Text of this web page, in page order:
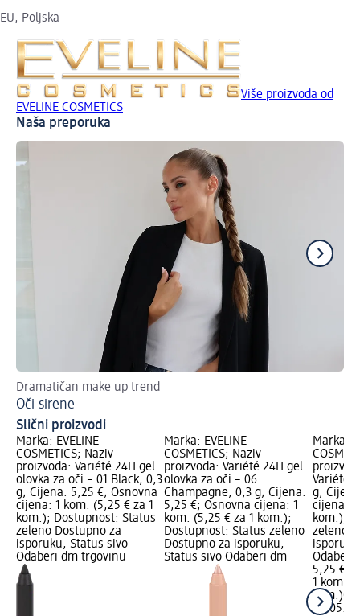
EU, Poljska
Više proizvoda od
EVELINE COSMETICS
Naša preporuka
Dramatičan make up trend
Oči sirene
Slični proizvodi
Marka: EVELINE
COSMETICS; Naziv
proizvoda: Variété 24H gel
olovka za oči – 01 Black, 0,3
g; Cijena: 5,25 €; Osnovna
cijena: 1 kom. (5,25 € za 1
kom.); Dostupnost: Status
zeleno Dostupno za
isporuku, Status sivo
Odaberi dm trgovinu
Marka: EVELINE
COSMETICS; Naziv
proizvoda: Variété 24H gel
olovka za oči – 06
Champagne, 0,3 g; Cijena:
5,25 €; Osnovna cijena: 1
kom. (5,25 € za 1 kom.);
Dostupnost: Status zeleno
Dostupno za isporuku,
Status sivo Odaberi dm
Marka:
Variété
g;
cijena: 1
kom.);
zeleno
Odaberi
5,25 €
1 kom.
kom.)